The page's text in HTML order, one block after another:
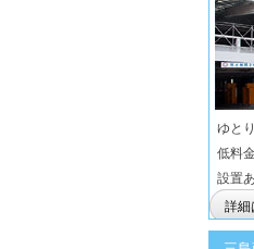
ゆと
低料
設置
詳細